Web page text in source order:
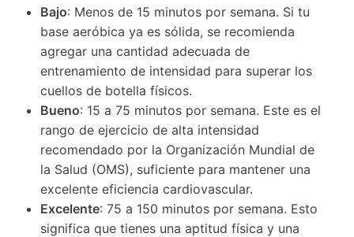
Bajo: Menos de 15 minutos por semana. Si tu
base aeróbica ya es sólida, se recomienda
agregar una cantidad adecuada de
entrenamiento de intensidad para superar los
cuellos de botella físicos.
Bueno: 15 a 75 minutos por semana. Este es el
rango de ejercicio de alta intensidad
recomendado por la Organización Mundial de
la Salud (OMS), suficiente para mantener una
excelente eficiencia cardiovascular.
Excelente: 75 a 150 minutos por semana. Esto
significa que tienes una aptitud física y una